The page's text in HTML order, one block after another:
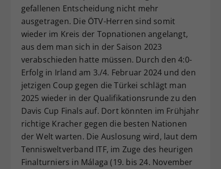
gefallenen Entscheidung nicht mehr
ausgetragen. Die ÖTV-Herren sind somit
wieder im Kreis der Topnationen angelangt,
aus dem man sich in der Saison 2023
verabschieden hatte müssen. Durch den 4:0-
Erfolg in Irland am 3./4. Februar 2024 und den
jetzigen Coup gegen die Türkei schlägt man
2025 wieder in der Qualifikationsrunde zu den
Davis Cup Finals auf. Dort könnten im Frühjahr
richtige Kracher gegen die besten Nationen
der Welt warten. Die Auslosung wird, laut dem
Tennisweltverband ITF, im Zuge des heurigen
Finalturniers in Málaga (19. bis 24. November